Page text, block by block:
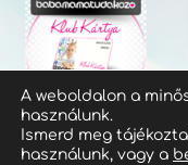
A weboldalon a
használunk.
Ismerd meg
használunk, vagy a